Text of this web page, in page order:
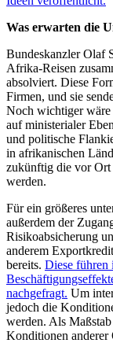
Was erwarten die
Bundeskanzler Olaf
Afrika-Reisen
absolviert. Diese
Firmen, und sie
Noch wichtiger wäre
auf ministerialer
und politische
in afrikanischen
zukünftig die vor Ort
werden.
Für ein größeres
außerdem der
Risikoabsicherung
anderem
bereits. Diese führen
nachgefragt. Um
jedoch die
werden. Als
Konditionen anderer